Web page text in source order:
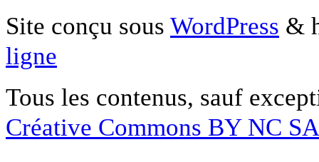
Site conçu sous WordPress &
ligne
Tous les contenus, sauf
Créative Commons BY NC SA